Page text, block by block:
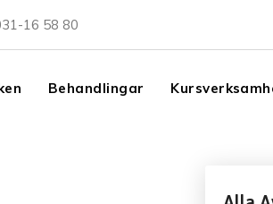
16 58 80
Behandlingar